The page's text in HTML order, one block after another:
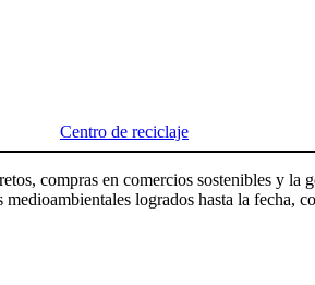
Centro de reciclaje
compras en comercios sostenibles y la
logrados hasta la fecha,